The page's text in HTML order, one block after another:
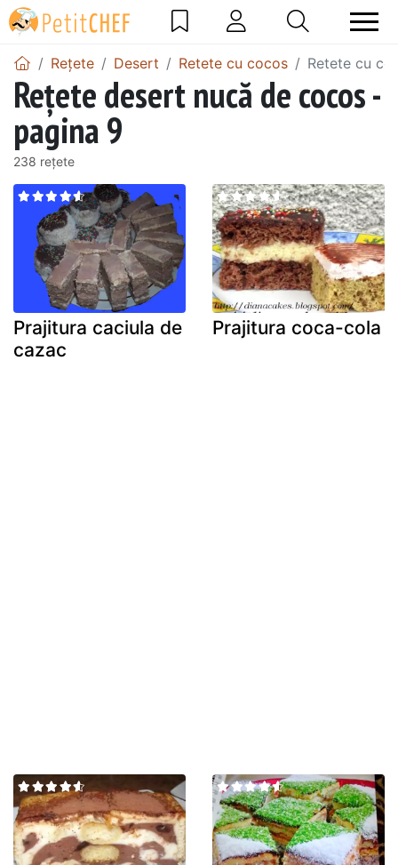
Rețete Desert Retete cu cocos Retete cu
Rețete desert nucă de cocos -
pagina 9
238 rețete
Prajitura caciula de
cazac
Prajitura coca-cola